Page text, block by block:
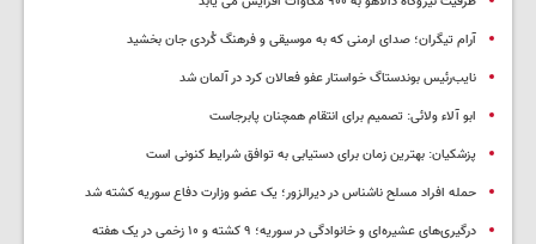
آرام تیگران؛ صدای ارمنی که به موسیقی و فرهنگ کُردی جان بخشید
نایب‌رئیس بوندستاگ خواستار عفو فعالان کرد در آلمان شد
ابو آلاء ولائی: تصمیم برای انتقام همچنان پابرجاست
پزشکیان‌: بهترین زمان برای دستیابی به توافق شرایط کنونی است
حمله افراد مسلح ناشناس در دیرالزور؛ یک عضو وزارت دفاع سوریه کشته شد
درگیری‌های عشیره‌ای و خانوادگی در سوریه؛ ۹ کشته و ۱۰ زخمی در یک هفته